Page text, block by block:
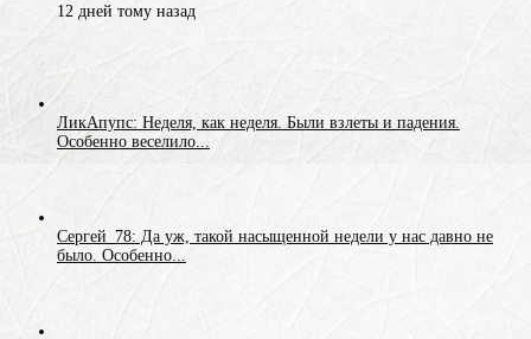
12 дней тому назад
ЛикАпупс: Неделя, как неделя. Были взлеты и падения.
Особенно веселило...
Сергей_78: Да уж, такой насыщенной недели у нас давно не
было. Особенно...